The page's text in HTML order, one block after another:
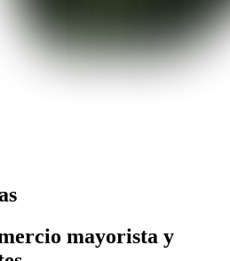
mayorista y